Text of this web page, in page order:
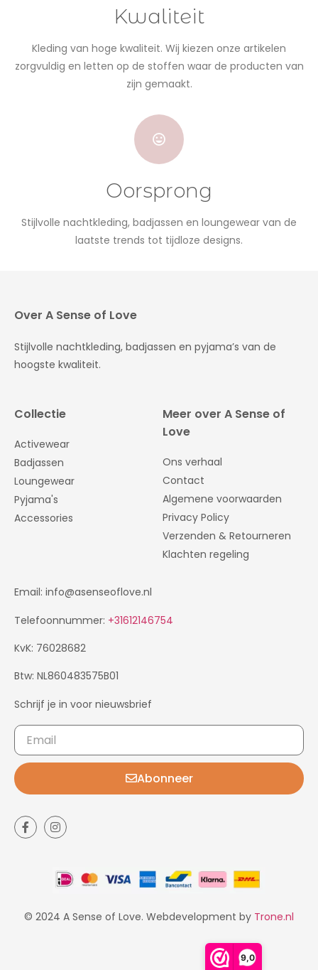
9,0
Kwaliteit
Kleding van hoge kwaliteit. Wij kiezen onze artikelen
zorgvuldig en letten op de stoffen waar de producten van
zijn gemaakt.
Oorsprong
Stijlvolle nachtkleding, badjassen en loungewear van de
laatste trends tot tijdloze designs.
Over A Sense of Love
Stijlvolle nachtkleding, badjassen en pyjama’s van de
hoogste kwaliteit.
Collectie
Activewear
Badjassen
Loungewear
Pyjama's
Accessories
Meer over A Sense of
Love
Ons verhaal
Contact
Algemene voorwaarden
Privacy Policy
Verzenden & Retourneren
Klachten regeling
Email: info@asenseoflove.nl
Telefoonnummer: +31612146754
KvK: 76028682
Btw: NL860483575B01
Schrijf je in voor nieuwsbrief
Abonneer
© 2024 A Sense of Love. Webdevelopment by Trone.nl